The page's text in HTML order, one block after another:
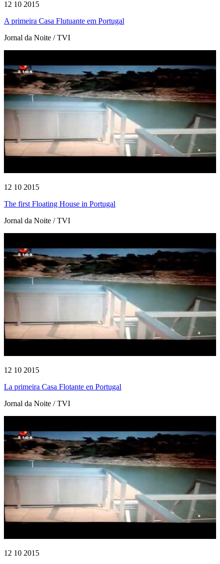
12 10 2015
A primeira Casa Flutuante em Portugal
Jornal da Noite / TVI
12 10 2015
The first Floating House in Portugal
Jornal da Noite / TVI
12 10 2015
La primeira Casa Flotante en Portugal
Jornal da Noite / TVI
12 10 2015